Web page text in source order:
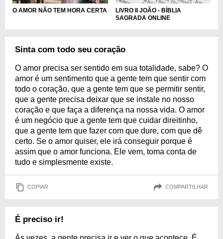
O AMOR NÃO TEM HORA CERTA
LIVRO II JOÃO - BÍBLIA
SAGRADA ONLINE
Sinta com todo seu coração
O amor precisa ser sentido em sua totalidade, sabe? O
amor é um sentimento que a gente tem que sentir com
todo o coração, que a gente tem que se permitir sentir,
que a gente precisa deixar que se instale no nosso
coração e que faça a diferença na nossa vida. O amor
é um negócio que a gente tem que cuidar direitinho,
que a gente tem que fazer com que dure, com que dê
certo. Se o amor quiser, ele irá conseguir porque é
assim que o amor funciona. Ele vem, toma conta de
tudo e simplesmente existe.
COPIAR COMPARTILHAR
É preciso ir!